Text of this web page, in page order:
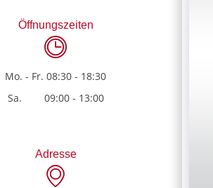
Öffnungszeiten
Mo. - Fr. 08:30 - 18:30
Sa. 09:00 - 13:00
Adresse